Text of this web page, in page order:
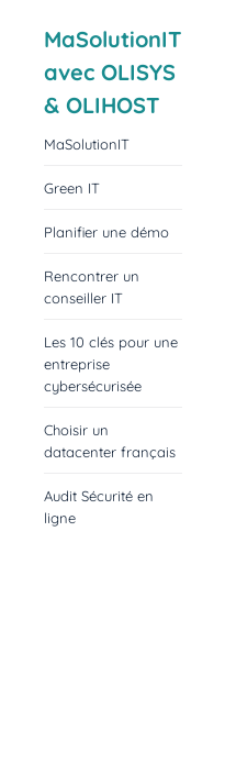
MaSolutionIT
avec OLISYS
& OLIHOST
MaSolutionIT
Green IT
Planifier une démo
Rencontrer un
conseiller IT
Les 10 clés pour une
entreprise
cybersécurisée
Choisir un
datacenter français
Audit Sécurité en
ligne